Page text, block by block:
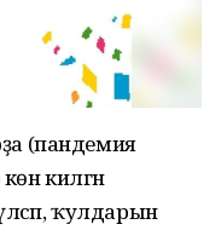
(пандемия
килгән
ҡулдарын